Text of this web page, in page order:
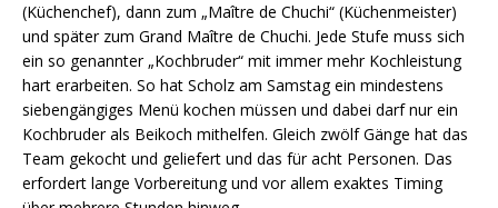
(Küchenchef), dann zum „Maître de Chuchi“ (Küchenmeister)
und später zum Grand Maître de Chuchi. Jede Stufe muss sich
ein so genannter „Kochbruder“ mit immer mehr Kochleistung
hart erarbeiten. So hat Scholz am Samstag ein mindestens
siebengängiges Menü kochen müssen und dabei darf nur ein
Kochbruder als Beikoch mithelfen. Gleich zwölf Gänge hat das
Team gekocht und geliefert und das für acht Personen. Das
erfordert lange Vorbereitung und vor allem exaktes Timing